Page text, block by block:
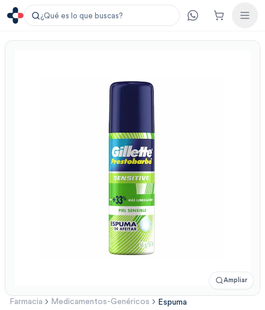
¿Qué es lo que buscas?
Ampliar
Farmacia Medicamentos-Genéricos Espuma